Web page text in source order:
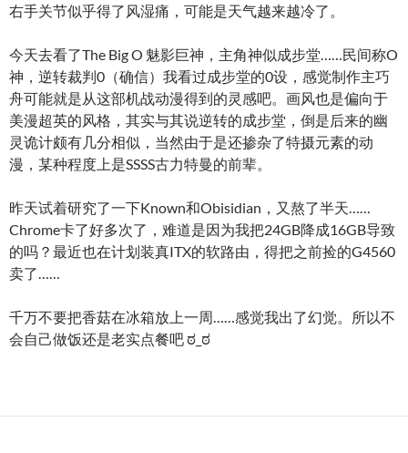
右手关节似乎得了风湿痛，可能是天气越来越冷了。
今天去看了The Big O 魅影巨神，主角神似成步堂……民间称O
神，逆转裁判0（确信）我看过成步堂的0设，感觉制作主巧
舟可能就是从这部机战动漫得到的灵感吧。画风也是偏向于
美漫超英的风格，其实与其说逆转的成步堂，倒是后来的幽
灵诡计颇有几分相似，当然由于是还掺杂了特摄元素的动
漫，某种程度上是SSSS古力特曼的前辈。
昨天试着研究了一下Known和Obisidian，又熬了半天……
Chrome卡了好多次了，难道是因为我把24GB降成16GB导致
的吗？最近也在计划装真ITX的软路由，得把之前捡的G4560
卖了……
千万不要把香菇在冰箱放上一周……感觉我出了幻觉。所以不
会自己做饭还是老实点餐吧 ಠ⁠_⁠ಠ